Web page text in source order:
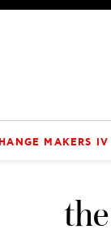
MAKERS IV